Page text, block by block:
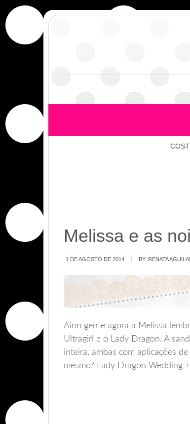
Melissa e as
1 DE AGOSTO DE 2014 BY: RENATA
Ainn gente agora a Melissa
Ultragirl e o Lady Dragon. A
inteira, ambas com aplicações
mesmo? Lady Dragon